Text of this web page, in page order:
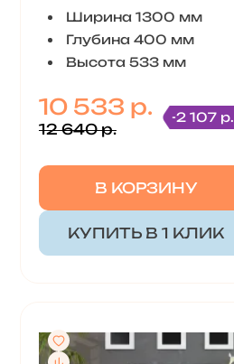
Ширина 1300 мм
Глубина 400 мм
Высота 533 мм
10 533 р.
12 640 р.
-2 107 р.
В КОРЗИНУ
КУПИТЬ В 1 КЛИК